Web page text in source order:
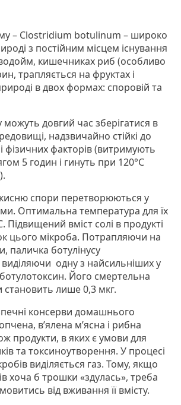
– Clostridium botulinum – широко
з постійним місцем існування
водойм, кишечниках риб (особливо
трапляється на фруктах і
в двох формах: споровій та
можуть довгий час зберігатися в
надзвичайно стійкі до
фізичних факторів (витримують
5 годин і гинуть при 120°С
кисню спори перетворюються у
Оптимальна температура для їх
Підвищений вміст солі в продукті
цього мікроба. Потрапляючи на
паличка ботулінусу
одну з найсильніших у
Його смертельна
лише 0,3 мкг.
консерви домашнього
в’ялена м’ясна і рибна
продукти, в яких є умови для
та токсиноутворення. У процесі
виділяється газ. Тому, якщо
хоча б трошки «здулась», треба
від вживання її вмісту.